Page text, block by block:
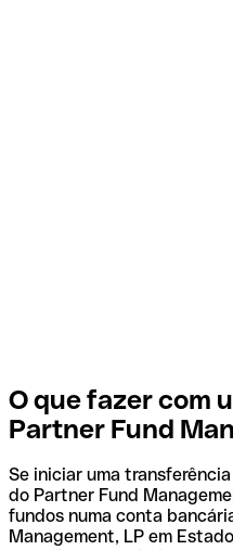
O que fazer com
Partner Fund
Se iniciar uma
do Partner Fund
fundos numa conta
Management, LP em